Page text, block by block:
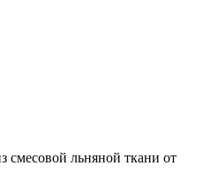
смесовой льняной ткани от